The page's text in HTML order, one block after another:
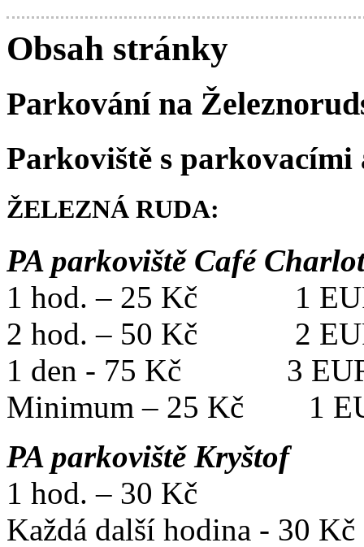
Obsah stránky
Parkování na
Parkoviště s
ŽELEZNÁ RUDA:
PA parkoviště Café
1 hod. – 25 Kč 1
2 hod. – 50 Kč 2
1 den - 75 Kč 3
Minimum – 25 Kč 1
PA parkoviště Kryštof
1 hod. – 30 Kč
Každá další hodina - 30 Kč